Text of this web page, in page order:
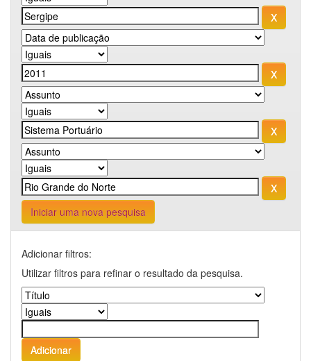
Iniciar uma nova pesquisa
Adicionar filtros:
Utilizar filtros para refinar o resultado da pesquisa.